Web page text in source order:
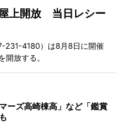
上開放 当日レシー
231-4180）は8月8日に開催
開放する。
ーズ高崎棟高」など「鑑賞